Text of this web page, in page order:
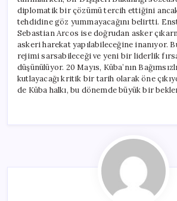
diplomatik bir çözümü tercih ettiğini
tehdidine göz yummayacağını belirtti.
Sebastian Arcos ise doğrudan asker
askeri harekat yapılabileceğine inanıyor.
rejimi sarsabileceği ve yeni bir liderlik
düşünülüyor. 20 Mayıs, Küba’nın
kutlayacağı kritik bir tarih olarak öne
de Küba halkı, bu dönemde büyük bir